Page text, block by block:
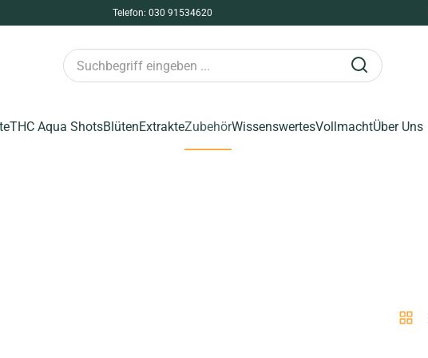
Telefon: 030 91534620
THC Aqua ShotsBlütenExtrakteZubehörWissenswertesVollmachtÜber Uns